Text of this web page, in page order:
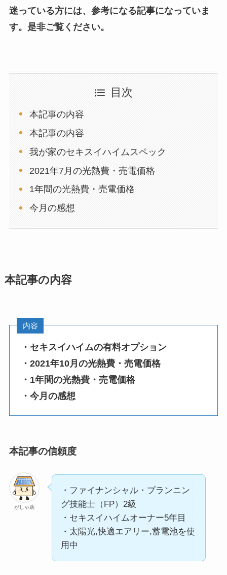
迷っている方には、参考になる記事になっていま
す。是非ご覧ください。
目次
本記事の内容
本記事の内容
我が家のセキスイハイムスペック
2021年7月の光熱費・売電価格
1年間の光熱費・売電価格
今月の感想
本記事の内容
内容
・セキスイハイムの有料オプション
・2021年10月の光熱費・売電価格
・1年間の光熱費・売電価格
・今月の感想
本記事の信頼度
がしゃ助
・ファイナンシャル・プランニン
グ技能士（FP）2級
・セキスイハイムオーナー5年目
・太陽光,快適エアリー,蓄電池を使
用中